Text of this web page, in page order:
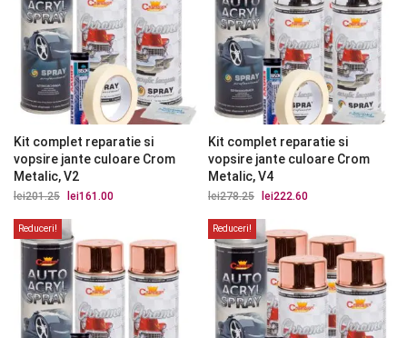
Kit complet reparatie si
vopsire jante culoare Crom
Metalic, V2
lei201.25
Prețul
a
fost:
lei201.25.
lei161.00
Kit complet reparatie si
vopsire jante culoare Crom
Metalic, V4
lei278.25
Prețul
a
fost:
lei278.25.
lei222.60
lei222.60.
Reduceri! Reduceri!